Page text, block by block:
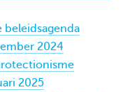
beleidsagenda
2024
2025